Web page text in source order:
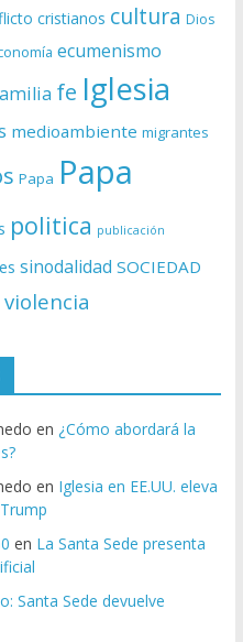
cristianos cultura Dios
ecumenismo
fe Iglesia
medioambiente migrantes
Papa Papa
politica publicación
sinodalidad SOCIEDAD
violencia
en ¿Cómo abordará la
en Iglesia en EE.UU. eleva
en La Santa Sede presenta
Santa Sede devuelve